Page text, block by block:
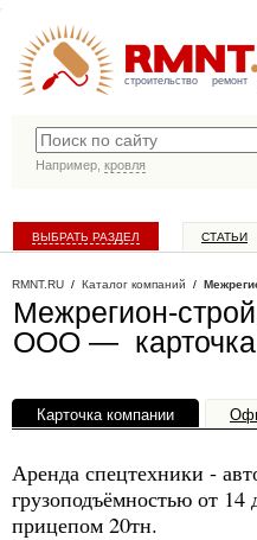
строительство ремонт
Например, кровля
ВЫБРАТЬ РАЗДЕЛ СТАТЬИ
RMNT.RU / Каталог компаний /
Межрегион-
ООО — карточка
Карточка компании
Аренда спецтехники -
грузоподъёмностью от
прицепом 20тн.